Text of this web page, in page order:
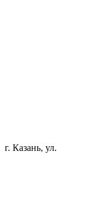
г. Казань, ул.